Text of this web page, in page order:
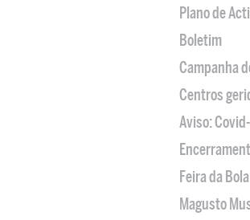
Plano de
Boletim
Campanha
Centros
Aviso:
Feira da
Magusto